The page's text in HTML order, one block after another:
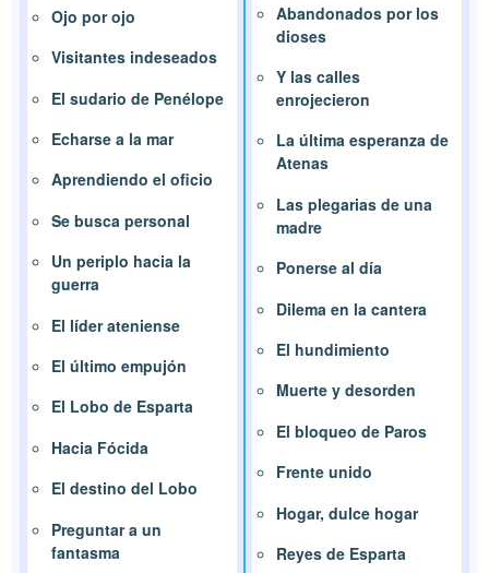
Ojo por ojo
Visitantes indeseados
El sudario de Penélope
Echarse a la mar
Aprendiendo el oficio
Se busca personal
Un periplo hacia la
guerra
El líder ateniense
El último empujón
El Lobo de Esparta
Hacia Fócida
El destino del Lobo
Preguntar a un
fantasma
Abandonados por los
dioses
Y las calles
enrojecieron
La última esperanza de
Atenas
Las plegarias de una
madre
Ponerse al día
Dilema en la cantera
El hundimiento
Muerte y desorden
El bloqueo de Paros
Frente unido
Hogar, dulce hogar
Reyes de Esparta